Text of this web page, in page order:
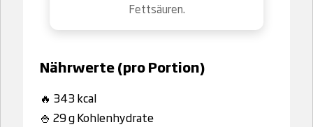
Fettsäuren.
Nährwerte (pro Portion)
🔥 343 kcal
🍚 29 g Kohlenhydrate